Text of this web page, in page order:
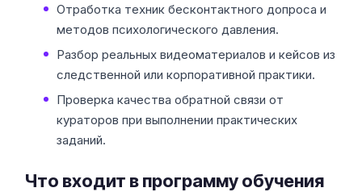
Отработка техник бесконтактного допроса и
методов психологического давления.
Разбор реальных видеоматериалов и кейсов из
следственной или корпоративной практики.
Проверка качества обратной связи от
кураторов при выполнении практических
заданий.
Что входит в программу обучения